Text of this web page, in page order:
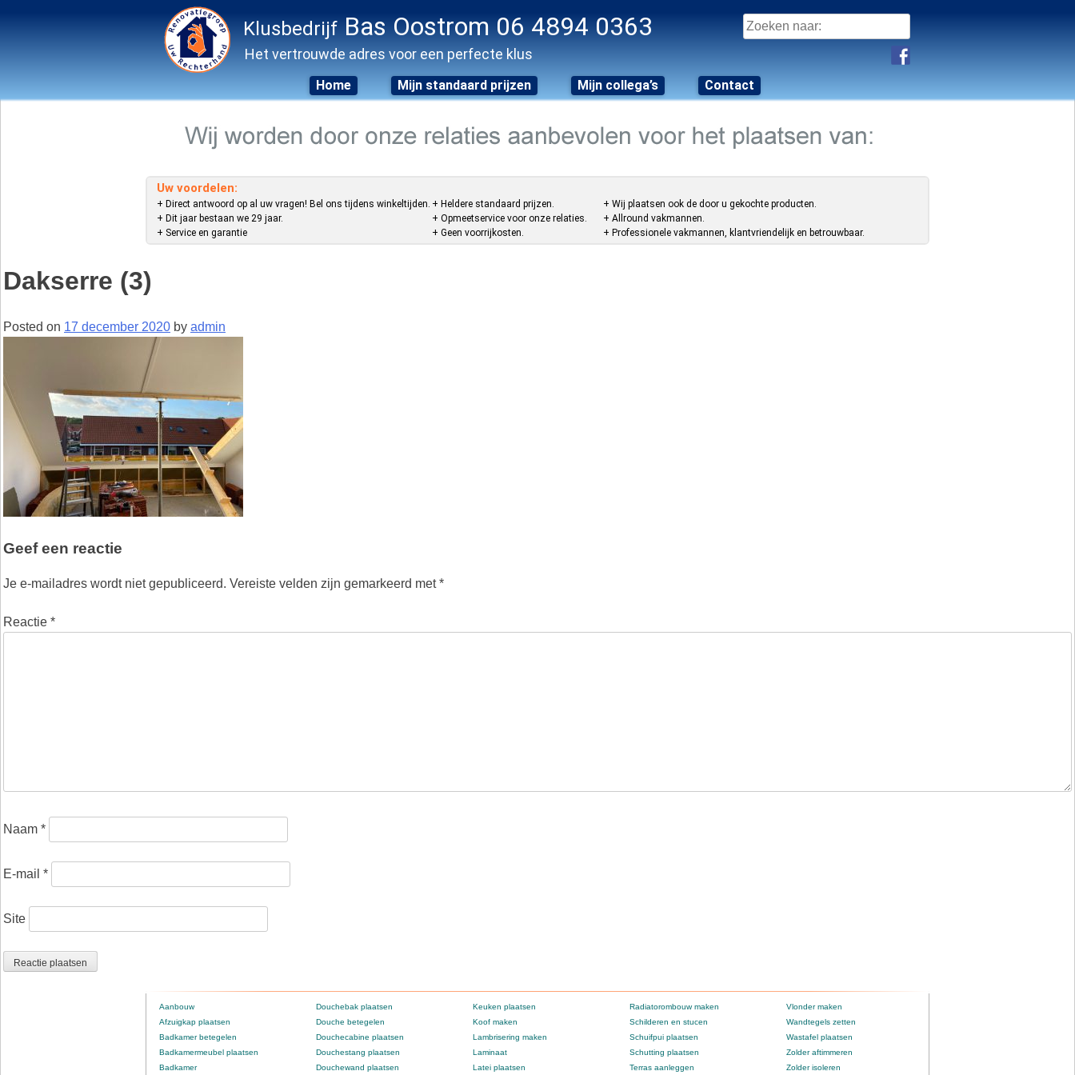
Klusbedrijf Bas Oostrom 06 4894 0363
Het vertrouwde adres voor een perfecte klus
Zoeken
naar:
Home Mijn standaard prijzen Mijn collega’s Contact
Uw voordelen:
+ Direct antwoord op al uw vragen! Bel ons tijdens winkeltijden.
+ Dit jaar bestaan we 29 jaar.
+ Service en garantie
+ Heldere standaard prijzen.
+ Opmeetservice voor onze relaties.
+ Geen voorrijkosten.
+ Wij plaatsen ook de door u gekochte producten.
+ Allround vakmannen.
+ Professionele vakmannen, klantvriendelijk en betrouwbaar.
Dakserre (3)
Posted on 17 december 2020 by admin
Geef een reactie
Je e-mailadres wordt niet gepubliceerd. Vereiste velden zijn gemarkeerd met*
Reactie *
Naam *
E-mail *
Site
Aanbouw
Afzuigkap plaatsen
Badkamer betegelen
Badkamermeubel plaatsen
Badkamer
Douchebak plaatsen
Douche betegelen
Douchecabine plaatsen
Douchestang plaatsen
Douchewand plaatsen
Keuken plaatsen
Koof maken
Lambrisering maken
Laminaat
Latei plaatsen
Radiatorombouw maken
Schilderen en stucen
Schuifpui plaatsen
Schutting plaatsen
Terras aanleggen
Vlonder maken
Wandtegels zetten
Wastafel plaatsen
Zolder aftimmeren
Zolder isoleren